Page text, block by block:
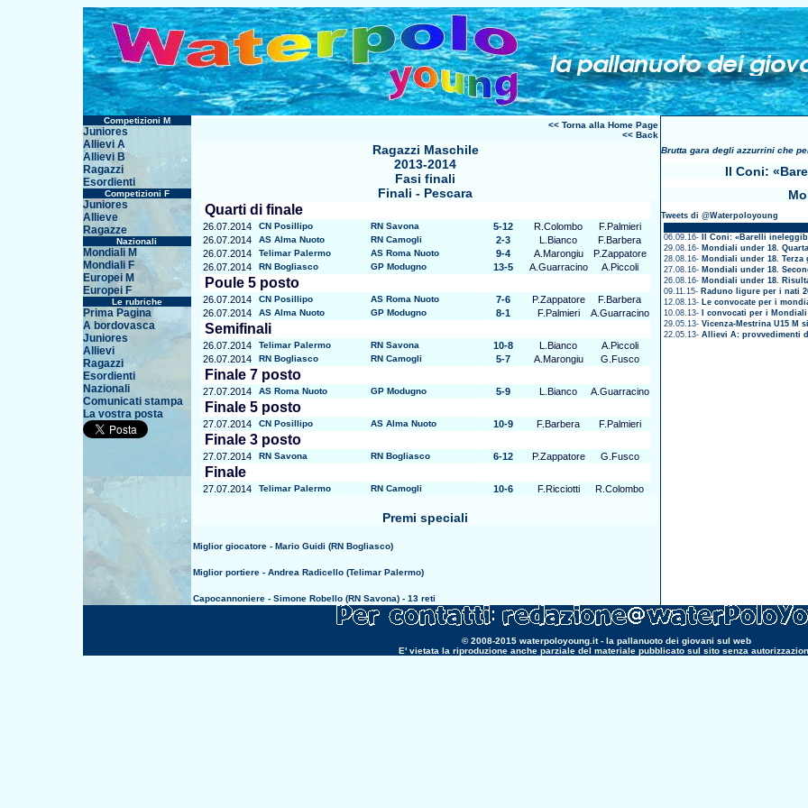
Competizioni M
Juniores
Allievi A
Allievi B
Ragazzi
Esordienti
Competizioni F
Juniores
Allieve
Ragazze
Nazionali
Mondiali M
Mondiali F
Europei M
Europei F
Le rubriche
Prima Pagina
A bordovasca
Juniores
Allievi
Ragazzi
Esordienti
Nazionali
Comunicati stampa
La vostra posta
<< Torna alla Home Page
<< Back
Ragazzi Maschile
2013-2014
Fasi finali
Finali - Pescara
Quarti di finale
26.07.2014 CN Posillipo RN Savona 5-12 R.Colombo
F.Palmieri
26.07.2014
AS Alma Nuoto RN Camogli 2-3 L.Bianco
F.Barbera
26.07.2014
Telimar Palermo AS Roma Nuoto 9-4 A.Marongiu
P.Zappatore
26.07.2014
RN Bogliasco GP Modugno 13-5 A.Guarracino A.Piccoli
Poule 5 posto
26.07.2014 CN Posillipo AS Roma Nuoto 7-6 P.Zappatore
F.Barbera
26.07.2014
AS Alma Nuoto GP Modugno 8-1 F.Palmieri A.Guarracino
Semifinali
26.07.2014 Telimar Palermo RN Savona 10-8 L.Bianco
A.Piccoli
26.07.2014
RN Bogliasco RN Camogli 5-7 A.Marongiu G.Fusco
Finale 7 posto
27.07.2014 AS Roma Nuoto GP Modugno 5-9 L.Bianco A.Guarracino
Finale 5 posto
27.07.2014 CN Posillipo AS Alma Nuoto 10-9 F.Barbera F.Palmieri
Finale 3 posto
27.07.2014 RN Savona RN Bogliasco 6-12 P.Zappatore G.Fusco
Finale
27.07.2014 Telimar Palermo RN Camogli 10-6 F.Ricciotti R.Colombo
Premi speciali
Miglior giocatore - Mario Guidi (RN Bogliasco)
Miglior portiere - Andrea Radicello (Telimar Palermo)
Capocannoniere - Simone Robello (RN Savona) - 13 reti
Brutta gara degli azzurrini che
Il Coni:
Tweets di @Waterpoloyoung
06.09.16-
Il Coni: «Barelli
29.08.16- Mondiali under 18.
28.08.16- Mondiali under 18. Terza
27.08.16- Mondiali under 18.
26.08.16- Mondiali under 18.
09.11.15- Raduno ligure per i nati
12.08.13- Le convocate per i
10.08.13-
I convocati per i
29.05.13- Vicenza-Mestrina U15 M
22.05.13- Allievi A: provvedimenti
© 2008-2015 waterpoloyoung.it - la pallanuoto dei giovani sul web
E' vietata la riproduzione anche parziale del materiale pubblicato sul sito senza